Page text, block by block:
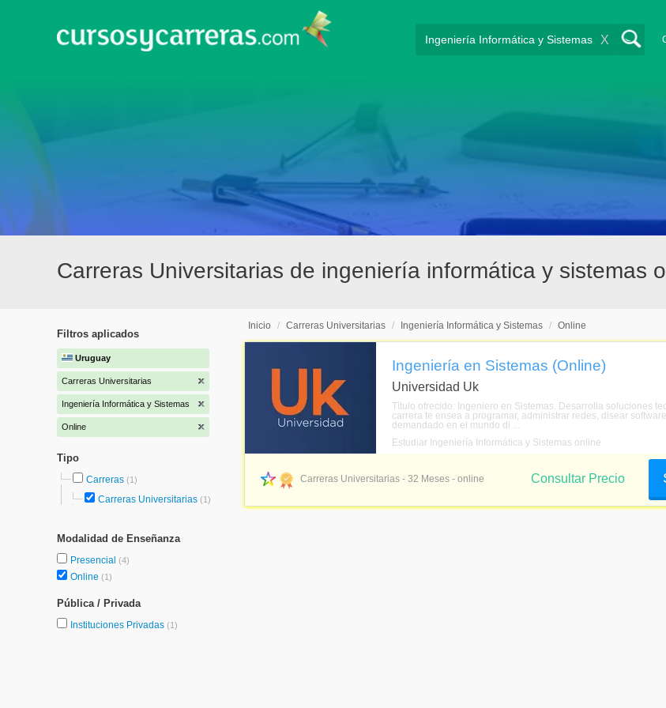
X
Carreras Universitarias de ingeniería informática y sistemas
Filtros aplicados
Uruguay
Carreras Universitarias
Ingeniería Informática y Sistemas
Online
Tipo
Carreras (1)
Carreras Universitarias (1)
Modalidad de Enseñanza
Presencial (4)
Online (1)
Pública / Privada
Instituciones Privadas (1)
Inicio / Carreras Universitarias / Ingeniería Informática y Sistemas / Online
Ingeniería en Sistemas (Online)
Universidad Uk
Título ofrecido: Ingeniero en Sistemas. Desarrolla soluciones
carrera te ensea a programar, administrar redes, disear
demandado en el mundo di ...
Estudiar Ingeniería Informática y Sistemas online
Carreras Universitarias - 32 Meses - online Consultar Precio